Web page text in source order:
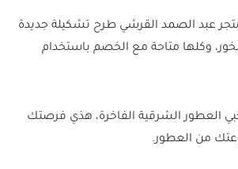
عام 2026، متجر عبد الصمد القرشي طرح تشكيلة جديدة
وكلها متاحة مع الخصم باستخدام
العطور الشرقية الفاخرة، هذي فرصتك
من العطور.